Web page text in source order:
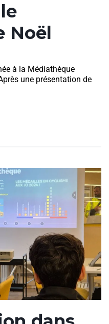
Noël
à la Médiathèque
une présentation de